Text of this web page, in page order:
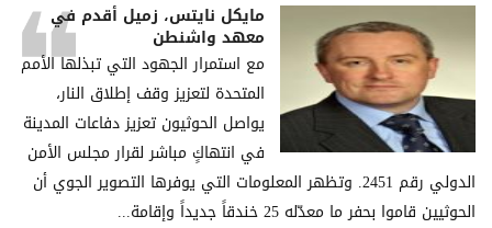
مايكل نايتس، زميل أقدم في
معهد واشنطن
مع استمرار الجهود التي تبذلها الأمم
المتحدة لتعزيز وقف إطلاق النار،
يواصل الحوثيون تعزيز دفاعات المدينة
في انتهاكٍ مباشر لقرار مجلس الأمن
الدولي رقم 2451. وتظهر المعلومات التي يوفرها التصوير الجوي أن
الحوثيين قاموا بحفر ما معدّله 25 خندقاً جديداً وإقامة...